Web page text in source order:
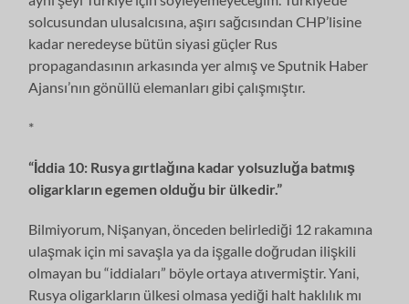
solcusundan ulusalcısına, aşırı sağcısından CHP’lisine
kadar neredeyse bütün siyasi güçler Rus
propagandasının arkasında yer almış ve Sputnik Haber
Ajansı’nın gönüllü elemanları gibi çalışmıştır.
*
“İddia 10: Rusya gırtlağına kadar yolsuzluğa batmış
oligarkların egemen olduğu bir ülkedir.”
Bilmiyorum, Nişanyan, önceden belirlediği 12 rakamına
ulaşmak için mi savaşla ya da işgalle doğrudan ilişkili
olmayan bu “iddiaları” böyle ortaya atıvermiştir. Yani,
Rusya oligarkların ülkesi olmasa yediği halt haklılık mı